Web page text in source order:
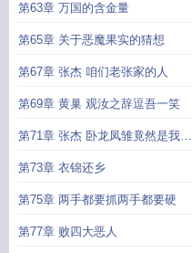
第63章 万国的含金量
第65章 关于恶魔果实的猜想
第67章 张杰 咱们老张家的人
第69章 黄巢 观汝之辞逗吾一笑
第71章 张杰 卧龙凤雏竟然是我自
己
第73章 衣锦还乡
第75章 两手都要抓两手都要硬
第77章 败四大恶人